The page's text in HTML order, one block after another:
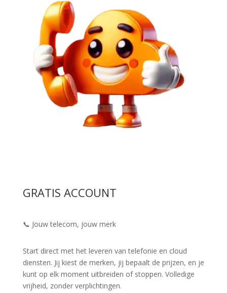
GRATIS ACCOUNT
📞 Jouw telecom, jouw merk
Start direct met het leveren van telefonie en cloud
diensten. Jij kiest de merken, jij bepaalt de prijzen, en je
kunt op elk moment uitbreiden of stoppen. Volledige
vrijheid, zonder verplichtingen.